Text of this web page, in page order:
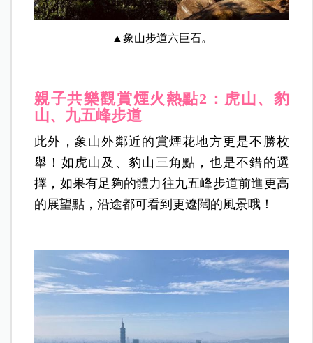
▲象山步道六巨石。
親子共樂觀賞煙火熱點2：虎山、豹
山、九五峰步道
此外，象山外鄰近的賞煙花地方更是不勝枚
舉！如虎山及、豹山三角點，也是不錯的選
擇，如果有足夠的體力往九五峰步道前進更高
的展望點，沿途都可看到更遼闊的風景哦！